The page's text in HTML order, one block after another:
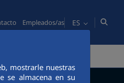
mostrarle nuestras
se almacena en su
Empleados/as ES